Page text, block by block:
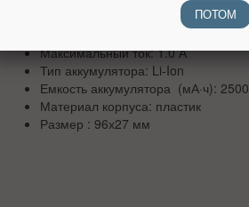
Количество USB выходов:1
Максимальный ток: 1.0 А
Тип аккумулятора: Li-Ion
Емкость аккумулятора (мА·ч): 2500
Материал корпуса: пластик
Размер : 96х27 мм
ПОТОМ